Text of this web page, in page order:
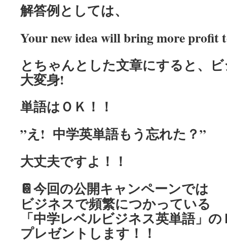
解答例としては、
Your new idea will bring more profit
とちゃんとした文章にすると、
大変身!
単語はＯＫ！！
”え! 中学英単語もう忘れた？”
大丈夫ですよ！！
📔今回の公開キャンペーンでは
ビジネスで頻繁につかっている
「中学レベルビジネス英単語」の
プレゼントします！！